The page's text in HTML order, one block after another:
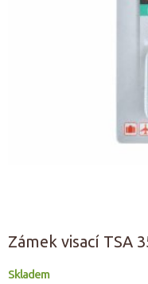
Zámek visací TSA
Skladem